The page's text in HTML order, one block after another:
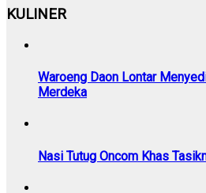
KULINER
Waroeng Daon Lontar
Merdeka
Nasi Tutug Oncom Khas